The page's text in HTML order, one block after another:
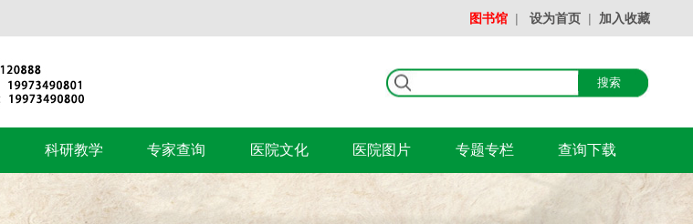
图书馆 | 设为首页 | 加入收藏
科研教学 专家查询 医院文化 医院图片 专题专栏 查询下载